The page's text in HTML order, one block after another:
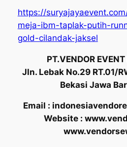
https://
meja-ibm-taplak-putih-
gold-cilandak-jaksel
PT.VENDOR
Jln. Lebak No.29 RT.01/
Bekasi Jawa
Email :
Website :